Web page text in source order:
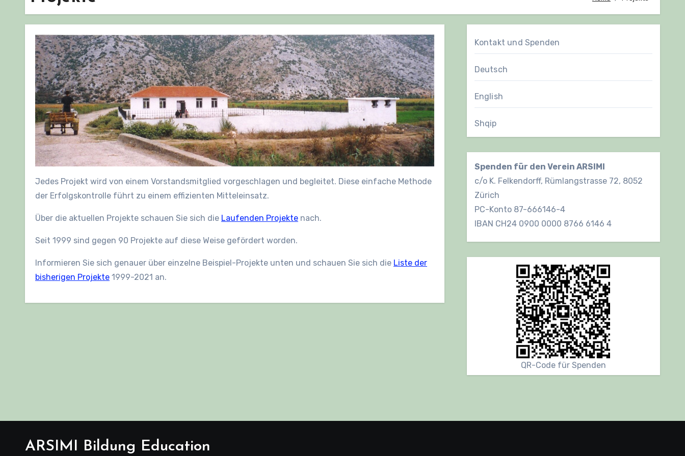
Jedes Projekt wird von einem Vorstandsmitglied vorgeschlagen und begleitet. Diese einfache Methode
der Erfolgskontrolle führt zu einem effizienten Mitteleinsatz.
Über die aktuellen Projekte schauen Sie sich die Laufenden Projekte nach.
Seit 1999 sind gegen 90 Projekte auf diese Weise gefördert worden.
Informieren Sie sich genauer über einzelne Beispiel-Projekte unten und schauen Sie sich die Liste der
bisherigen Projekte 1999-2021 an.
Kontakt und Spenden
Deutsch
English
Shqip
Spenden für den Verein ARSIMI
c/o K. Felkendorff, Rümlangstrasse 72, 8052
Zürich
PC-Konto 87-666146-4
IBAN CH24 0900 0000 8766 6146 4
QR-Code für Spenden
ARSIMI Bildung Education